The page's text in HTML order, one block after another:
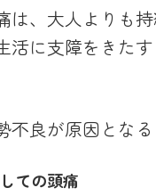
は、大人よりも
活に支障をきたす
不良が原因とな
ての頭痛